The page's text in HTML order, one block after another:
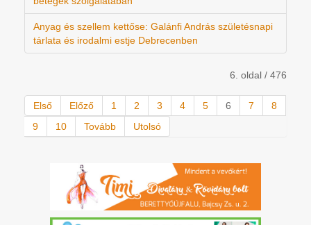
Anyag és szellem kettőse: Galánfi András születésnapi
tárlata és irodalmi estje Debrecenben
6. oldal / 476
Első Előző 1 2 3 4 5 6 7
8
9
10 Tovább Utolsó